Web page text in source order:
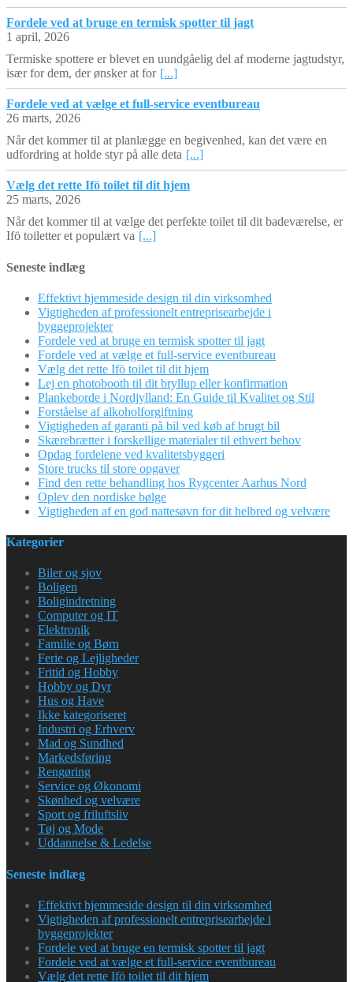
Fordele ved at bruge en termisk spotter til jagt
1 april, 2026
Termiske spottere er blevet en uundgåelig del af moderne jagtudstyr,
især for dem, der ønsker at for [...]
Fordele ved at vælge et full-service eventbureau
26 marts, 2026
Når det kommer til at planlægge en begivenhed, kan det være en
udfordring at holde styr på alle deta [...]
Vælg det rette Ifö toilet til dit hjem
25 marts, 2026
Når det kommer til at vælge det perfekte toilet til dit badeværelse, er
Ifö toiletter et populært va [...]
Seneste indlæg
Effektivt hjemmeside design til din virksomhed
Vigtigheden af professionelt entreprisearbejde i
byggeprojekter
Fordele ved at bruge en termisk spotter til jagt
Fordele ved at vælge et full-service eventbureau
Vælg det rette Ifö toilet til dit hjem
Lej en photobooth til dit bryllup eller konfirmation
Plankeborde i Nordjylland: En Guide til Kvalitet og Stil
Forståelse af alkoholforgiftning
Vigtigheden af garanti på bil ved køb af brugt bil
Skærebrætter i forskellige materialer til ethvert behov
Opdag fordelene ved kvalitetsbyggeri
Store trucks til store opgaver
Find den rette behandling hos Rygcenter Aarhus Nord
Oplev den nordiske bølge
Vigtigheden af en god nattesøvn for dit helbred og velvære
Kategorier
Biler og sjov
Boligen
Boligindretning
Computer og IT
Elektronik
Familie og Børn
Ferie og Lejligheder
Fritid og Hobby
Hobby og Dyr
Hus og Have
Ikke kategoriseret
Industri og Erhverv
Mad og Sundhed
Markedsføring
Rengøring
Service og Økonomi
Skønhed og velvære
Sport og friluftsliv
Tøj og Mode
Uddannelse & Ledelse
Seneste indlæg
Effektivt hjemmeside design til din virksomhed
Vigtigheden af professionelt entreprisearbejde i
byggeprojekter
Fordele ved at bruge en termisk spotter til jagt
Fordele ved at vælge et full-service eventbureau
Vælg det rette Ifö toilet til dit hjem